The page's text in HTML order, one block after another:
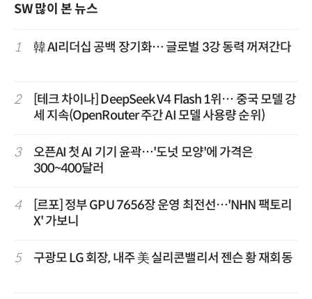
SW 많이 본 뉴스
1 韓 AI리더십 공백 장기화… 글로벌 3강 동력 꺼져간다
2
[테크 차이나] DeepSeek V4 Flash 1위… 중국 모델 강
세 지속(OpenRouter 주간 AI 모델 사용량 순위)
3
오픈AI 첫 AI 기기 윤곽…'도넛 모양'에 가격은
300~400달러
4
[르포] 정부 GPU 7656장 운영 최전선…'NHN 팩토리
X' 가보니
5 구광모 LG 회장, 내주 美 실리콘밸리서 젠슨 황 재회동